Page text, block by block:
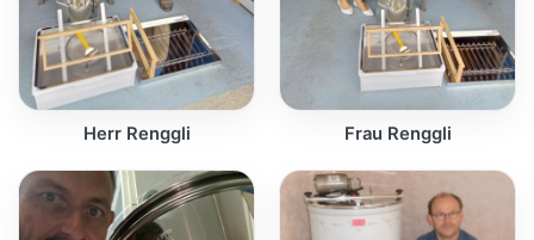
Herr Renggli Frau Renggli